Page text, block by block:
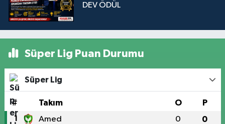
DEV ÖDÜL
Süper Lig Puan Durumu
Süper Lig
# Takım O P
1 Amed 0 0